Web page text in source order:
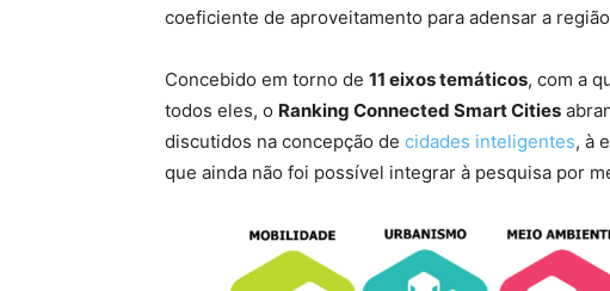
coeficiente de aproveitamento para adensar a
Concebido em torno de 11 eixos temáticos, com a
todos eles, o Ranking Connected Smart Cities
discutidos na concepção de cidades inteligentes, à
que ainda não foi possível integrar à pesquisa por